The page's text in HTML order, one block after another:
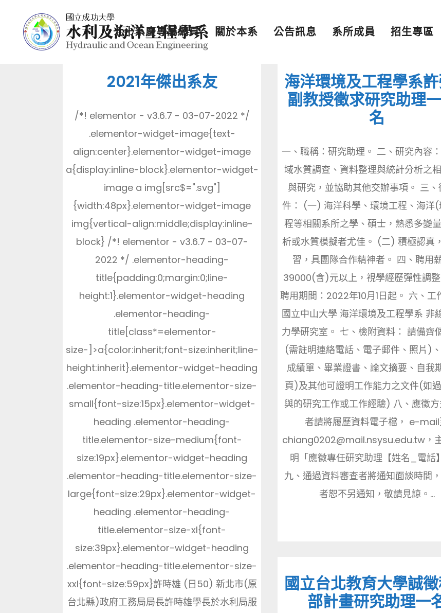
七十系慶專屬網頁 關於本系 公告訊息 系所成員 招生專區
2021年傑出系友
/*! elementor - v3.6.7 - 03-07-2022 */
.elementor-widget-image{text-
align:center}.elementor-widget-image
a{display:inline-block}.elementor-widget-
image a img[src$=".svg"]
{width:48px}.elementor-widget-image
img{vertical-align:middle;display:inline-
block} /*! elementor - v3.6.7 - 03-07-
2022 */ .elementor-heading-
title{padding:0;margin:0;line-
height:1}.elementor-widget-heading
.elementor-heading-
title[class*=elementor-
size-]>a{color:inherit;font-size:inherit;line-
height:inherit}.elementor-widget-heading
.elementor-heading-title.elementor-size-
small{font-size:15px}.elementor-widget-
heading .elementor-heading-
title.elementor-size-medium{font-
size:19px}.elementor-widget-heading
.elementor-heading-title.elementor-size-
large{font-size:29px}.elementor-widget-
heading .elementor-heading-
title.elementor-size-xl{font-
size:39px}.elementor-widget-heading
.elementor-heading-title.elementor-size-
xxl{font-size:59px}許時雄 (日50) 新北市(原
台北縣)政府工務局局長許時雄學長於水利局服
海洋環境及工程學系
副教授徵求研究助理
名
一、職稱：研究助理。 二、研究內容
域水質調查、資料整理與統計分析之
與研究，並協助其他交辦事項。 三、
件： (一) 海洋科學、環境工程、海洋
程等相關系所之學、碩士，熟悉多變
析或水質模擬者尤佳。 (二) 積極認真
習，具團隊合作精神者。 四、聘用
39000(含)元以上，視學經歷彈性調整
聘用期間：2022年10月1日起。 六、工
國立中山大學 海洋環境及工程學系 非
力學研究室。 七、檢附資料： 請備齊
(需註明連絡電話、電子郵件、照片)
成績單、畢業證書、論文摘要、自我
頁)及其他可證明工作能力之文件(如
與的研究工作或工作經驗) 八、應徵
者請將履歷資料電子檔， e-mail
chiang0202@mail.nsysu.edu.tw，
明「應徵專任研究助理【姓名_電話
九、通過資料審查者將通知面談時間
者恕不另通知，敬請見諒。...
國立台北教育大學誠
部計畫研究助理一